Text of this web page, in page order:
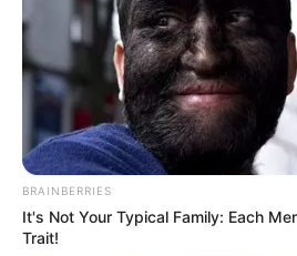
BRAINBERRIES
It's Not Your Typical Family: Each
Trait!